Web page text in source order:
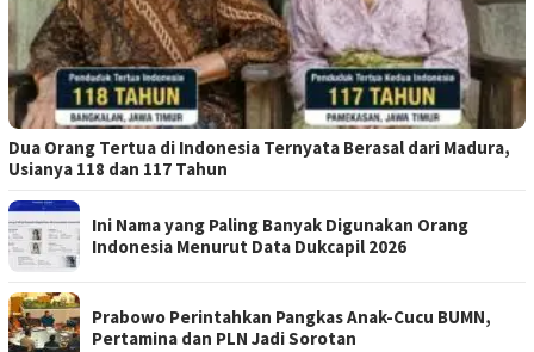
Dua Orang Tertua di Indonesia Ternyata Berasal dari Madura,
Usianya 118 dan 117 Tahun
Ini Nama yang Paling Banyak Digunakan Orang
Indonesia Menurut Data Dukcapil 2026
Prabowo Perintahkan Pangkas Anak-Cucu BUMN,
Pertamina dan PLN Jadi Sorotan